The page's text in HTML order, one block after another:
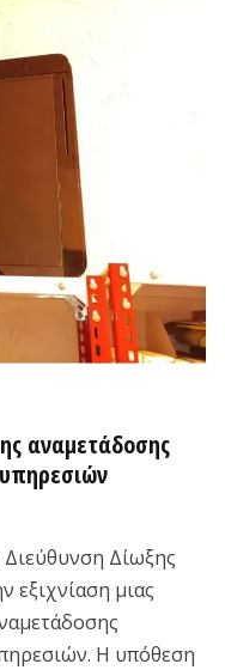
αναμετάδοσης
Διεύθυνση Δίωξης
εξιχνίαση μιας
Η υπόθεση